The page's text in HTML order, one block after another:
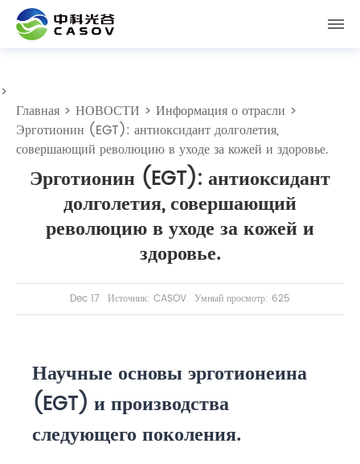
>
Главная > НОВОСТИ > Информация о отрасли >
Эрготионин (EGT): антиоксидант долголетия,
совершающий революцию в уходе за кожей и здоровье.
Эрготионин (EGT): антиоксидант
долголетия, совершающий
революцию в уходе за кожей и
здоровье.
Dec 17 Источник: CASOV Умный просмотр: 625
Научные основы эрготионеина
(EGT) и производства
следующего поколения.